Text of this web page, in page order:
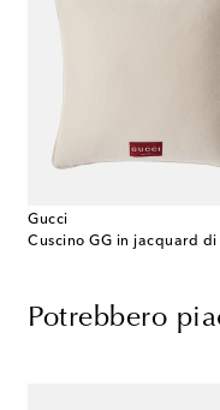
Gucci
Potrebbero